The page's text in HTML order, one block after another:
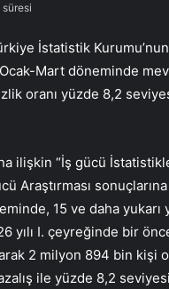
İstatistik
Ocak-Mart döneminde
oranı yüzde 8,2
ilişkin “İş gücü
Araştırması
15 ve daha yukarı
yılı I. çeyreğinde bir
2 milyon 894 bin kişi
ile yüzde 8,2